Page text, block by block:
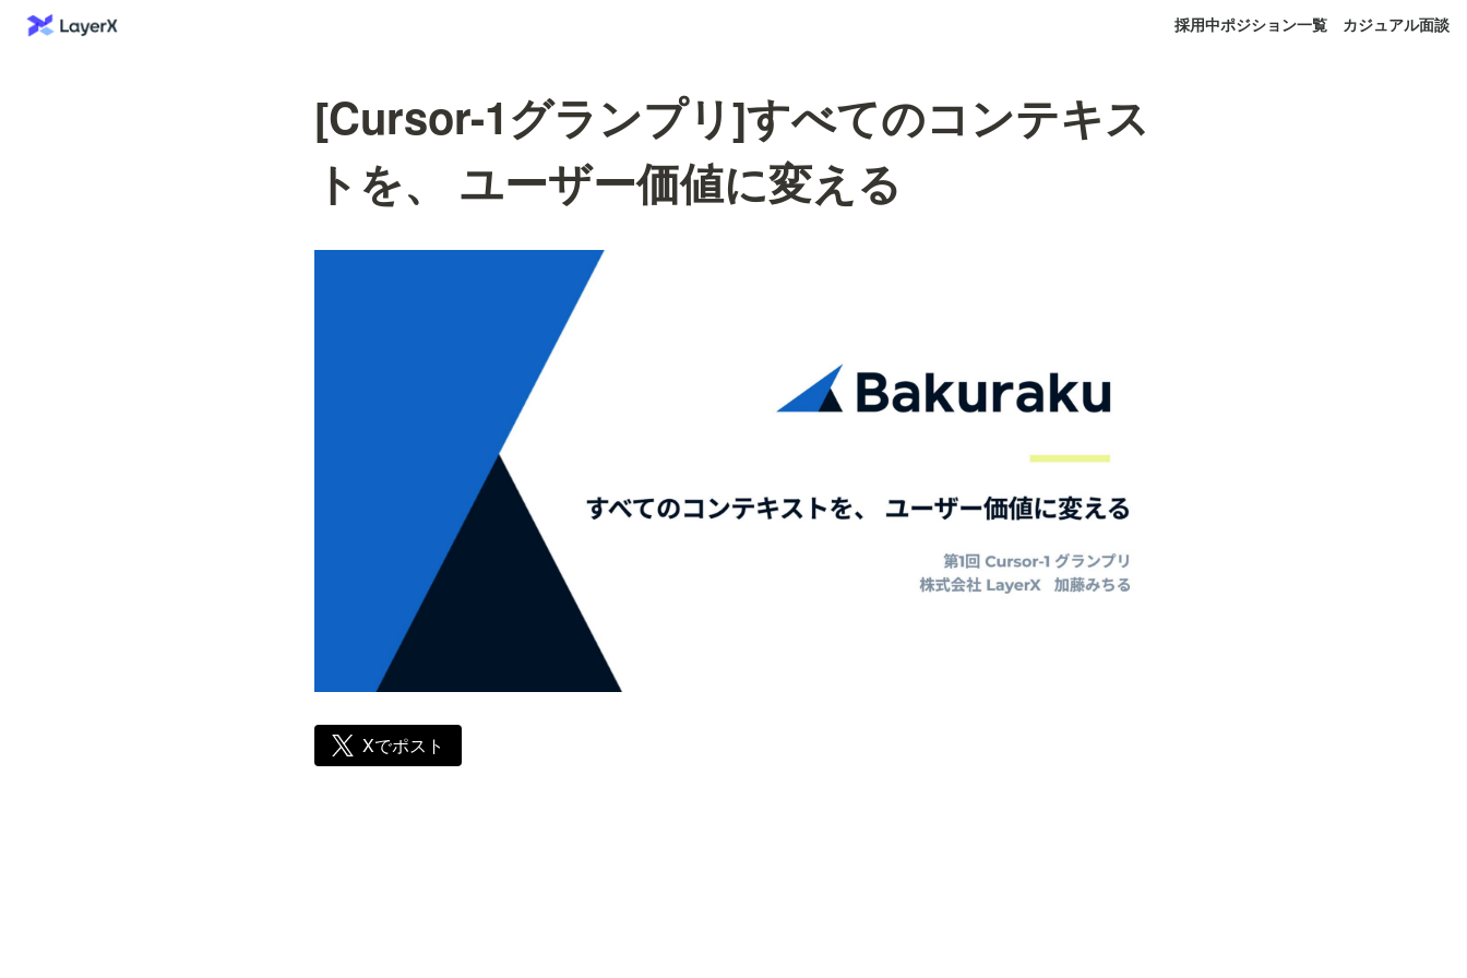
採用中ポジション一覧 カジュアル面談
[Cursor-1グランプリ]すべてのコンテキス
トを、 ユーザー価値に変える
Xでポスト